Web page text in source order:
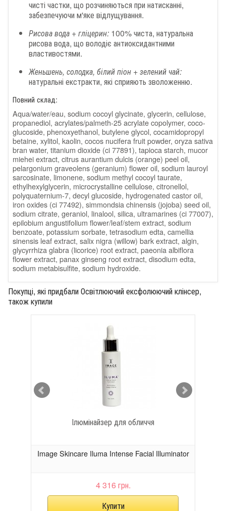
чисті частки, що розчиняються при натисканні,
забезпечуючи м'яке відлущування.
Рисова вода + гліцерин: 100% чиста, натуральна
рисова вода, що володіє антиоксидантними
властивостями.
Женьшень, солодка, білий піон + зелений чай:
натуральні екстракти, які сприяють зволоженню.
Повний склад:
Aqua/water/eau, sodium cocoyl glycinate, glycerin, cellulose,
propanediol, acrylates/palmeth-25 acrylate copolymer, coco-
glucoside, phenoxyethanol, butylene glycol, cocamidopropyl
betaine, xylitol, kaolin, cocos nucifera fruit powder, oryza sativa
bran water, titanium dioxide (ci 77891), tapioca starch, mucor
miehei extract, citrus aurantium dulcis (orange) peel oil,
pelargonium graveolens (geranium) flower oil, sodium lauroyl
sarcosinate, limonene, sodium methyl cocoyl taurate,
ethylhexylglycerin, microcrystalline cellulose, citronellol,
polyquaternium-7, decyl glucoside, hydrogenated castor oil,
iron oxides (ci 77492), simmondsia chinensis (jojoba) seed oil,
sodium citrate, geraniol, linalool, silica, ultramarines (ci 77007),
epilobium angustifolium flower/leaf/stem extract, sodium
benzoate, potassium sorbate, tetrasodium edta, camellia
sinensis leaf extract, salix nigra (willow) bark extract, algin,
glycyrrhiza glabra (licorice) root extract, paeonia albiflora
flower extract, panax ginseng root extract, disodium edta,
sodium metabisulfite, sodium hydroxide.
Покупці, які придбали Освітлюючий ексфолюючий клінсер,
також купили
Ілюмінайзер для обличчя
Image Skincare Iluma Intense Facial Illuminator
4 316 грн.